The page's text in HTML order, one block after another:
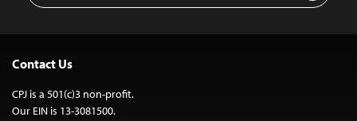
Contact Us
CPJ is a 501(c)3 non-profit.
Our EIN is 13-3081500.